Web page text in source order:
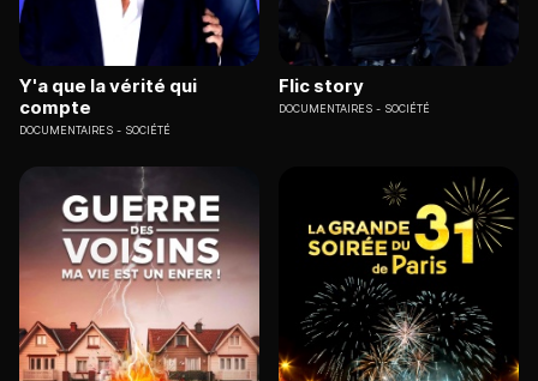
Y'a que la vérité qui
compte
DOCUMENTAIRES SOCIÉTÉ
Flic story
DOCUMENTAIRES SOCIÉTÉ